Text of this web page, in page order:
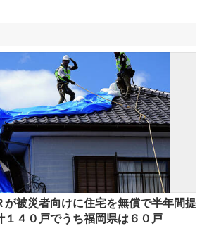
が被災者向けに住宅を無償で半年間提
４０戸でうち福岡県は６０戸